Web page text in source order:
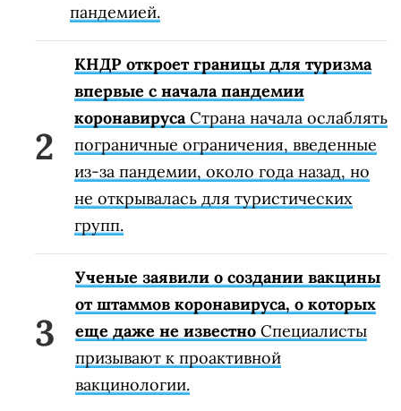
пандемией.
КНДР откроет границы для туризма
впервые с начала пандемии
коронавируса Страна начала ослаблять
пограничные ограничения, введенные
из-за пандемии, около года назад, но
не открывалась для туристических
групп.
Ученые заявили о создании вакцины
от штаммов коронавируса, о которых
еще даже не известно Специалисты
призывают к проактивной
вакцинологии.